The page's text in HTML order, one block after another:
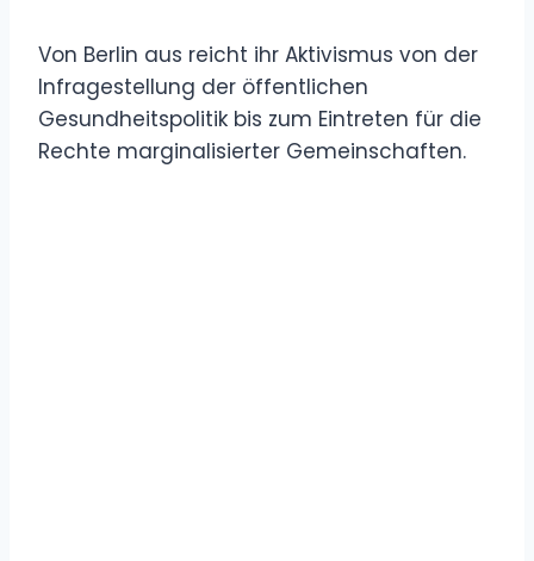
Von Berlin aus reicht ihr Aktivismus von der
Infragestellung der öffentlichen
Gesundheitspolitik bis zum Eintreten für die
Rechte marginalisierter Gemeinschaften.